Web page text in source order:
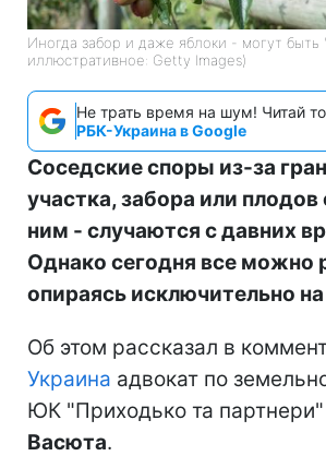
Иногда забор и даже яблоки - могут
иллюстративное: Getty Images)
Не трать время на шум! Читай
РБК-Украина в Google
Соседские споры из-за
участка, забора или плодов
ним - случаются с давних
Однако сегодня все можно
опираясь исключительно
Об этом рассказал в
Украина адвокат по
ЮК "Приходько та партнери"
Васюта.